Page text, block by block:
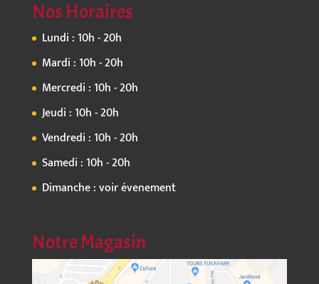
Nos Horaires
Lundi : 10h - 20h
Mardi : 10h - 20h
Mercredi : 10h - 20h
Jeudi : 10h - 20h
Vendredi : 10h - 20h
Samedi : 10h - 20h
Dimanche : voir évenement
Notre Magasin